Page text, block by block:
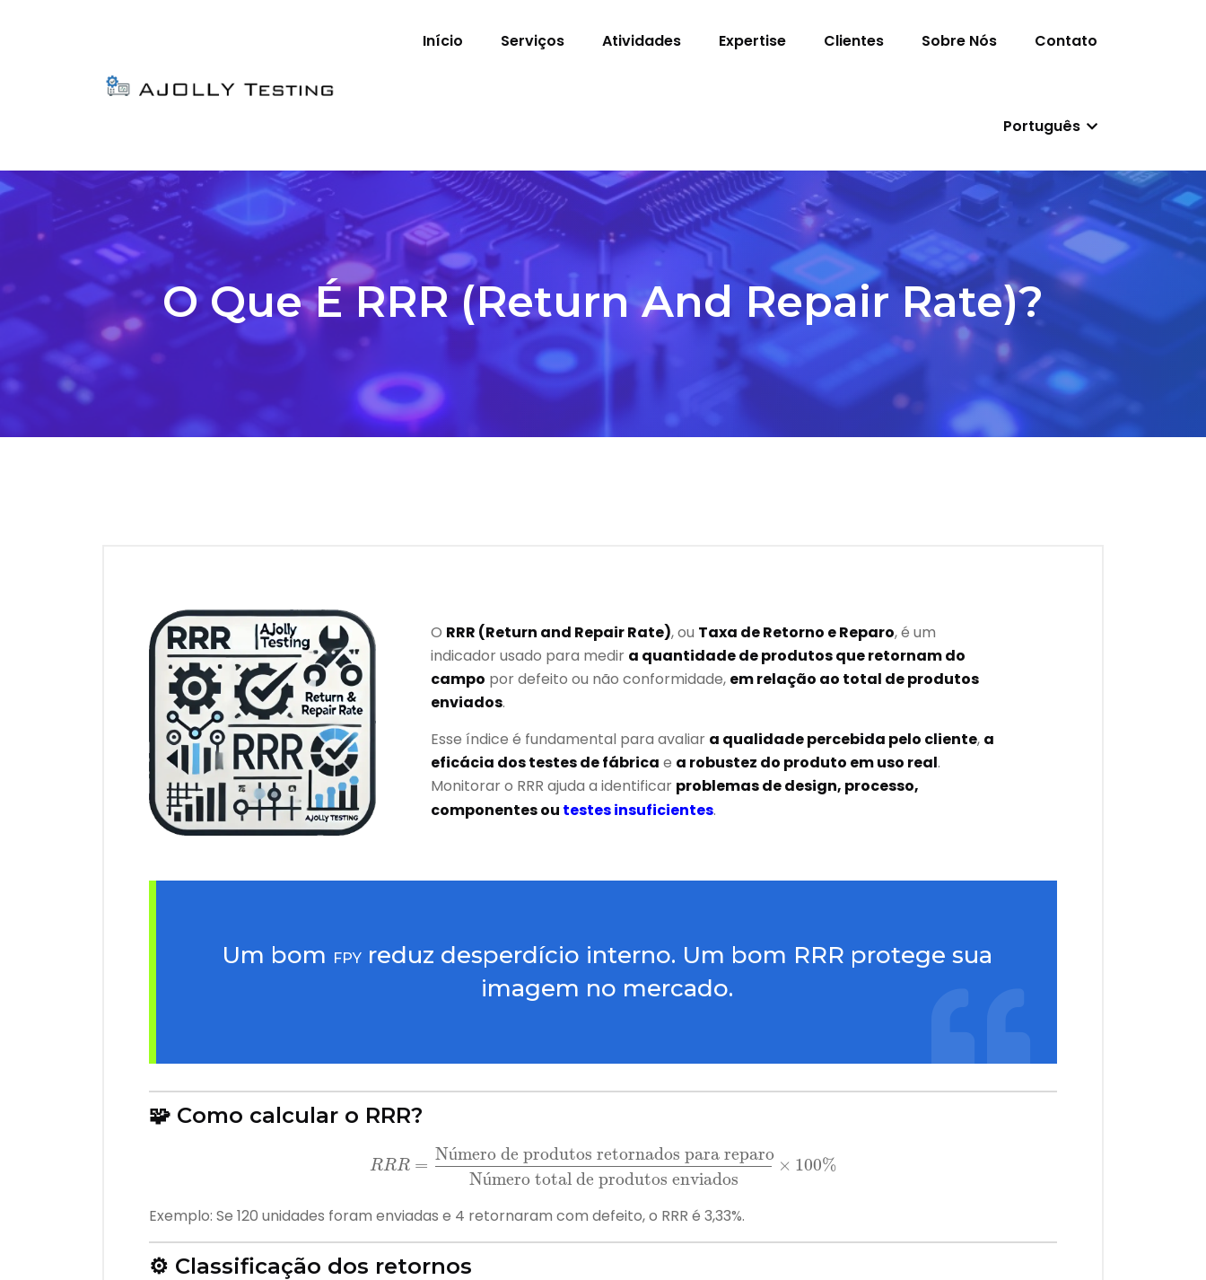
Início Serviços Atividades Expertise Clientes Sobre Nós Contato
Português
O Que É RRR (Return And Repair Rate)?
O RRR (Return and Repair Rate), ou Taxa de Retorno e Reparo, é um
indicador usado para medir a quantidade de produtos que retornam do
campo por defeito ou não conformidade, em relação ao total de produtos
enviados.
Esse índice é fundamental para avaliar a qualidade percebida pelo cliente, a
eficácia dos testes de fábrica e a robustez do produto em uso real.
Monitorar o RRR ajuda a identificar problemas de design, processo,
componentes ou testes insuficientes.
Um bom FPYreduz desperdício interno. Um bom RRR protege sua
imagem no mercado.
🧩 Como calcular o RRR?
RRR =
Número de produtos retornados para reparo
Número total de produtos enviados
× 100%
Número de produtos retornados para reparo
Exemplo: Se 120 unidades foram enviadas e 4 retornaram com defeito, o RRR é 3,33%.
⚙️ Classificação dos retornos